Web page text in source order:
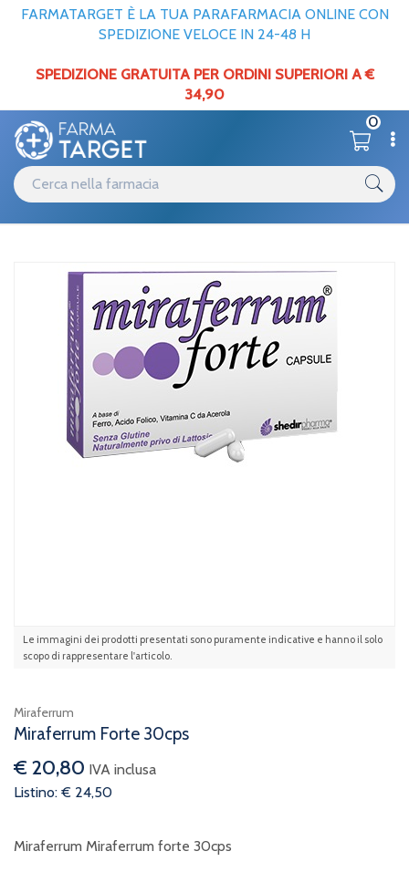
FARMATARGET È LA TUA PARAFARMACIA ONLINE CON
SPEDIZIONE VELOCE IN 24-48 H
SPEDIZIONE GRATUITA PER ORDINI SUPERIORI A €
34,90
0
Miraferrum Forte 30cps
Le immagini dei prodotti presentati sono puramente indicative e hanno il solo
scopo di rappresentare l'articolo.
Miraferrum
Miraferrum Forte 30cps
€ 20,80 IVA inclusa
Listino: € 24,50
Miraferrum Miraferrum forte 30cps